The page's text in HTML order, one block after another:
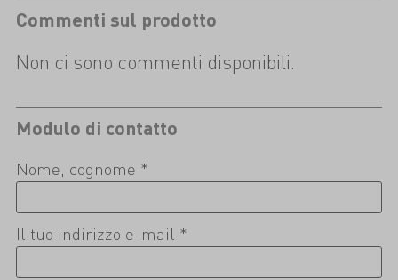
Commenti sul prodotto
Non ci sono commenti disponibili.
Modulo di contatto
Nome, cognome *
Il tuo indirizzo e-mail *